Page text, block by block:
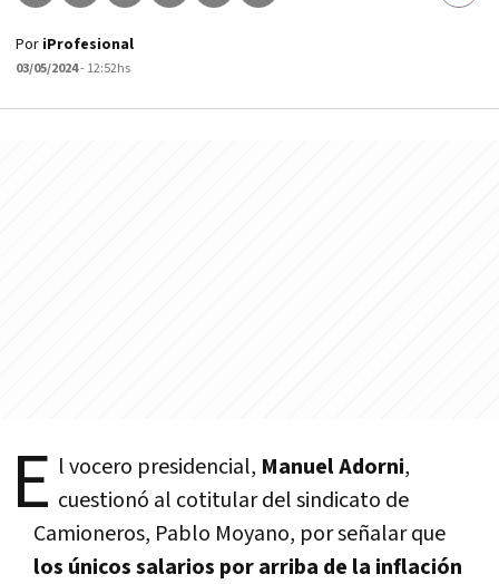
Por iProfesional
03/05/2024- 12:52hs
E l vocero presidencial, Manuel Adorni,
cuestionó al cotitular del sindicato de
Camioneros, Pablo Moyano, por señalar que
los únicos salarios por arriba de la inflación